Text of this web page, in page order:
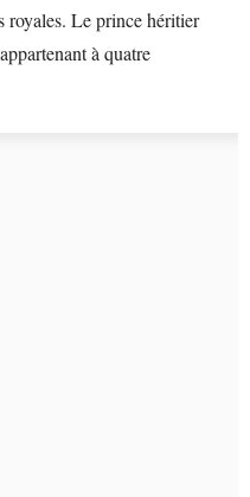
royales. Le prince héritier
à quatre